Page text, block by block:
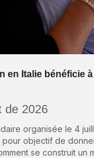
en Italie bénéficie
de 2026
organisée le 4
objectif de
se construit un